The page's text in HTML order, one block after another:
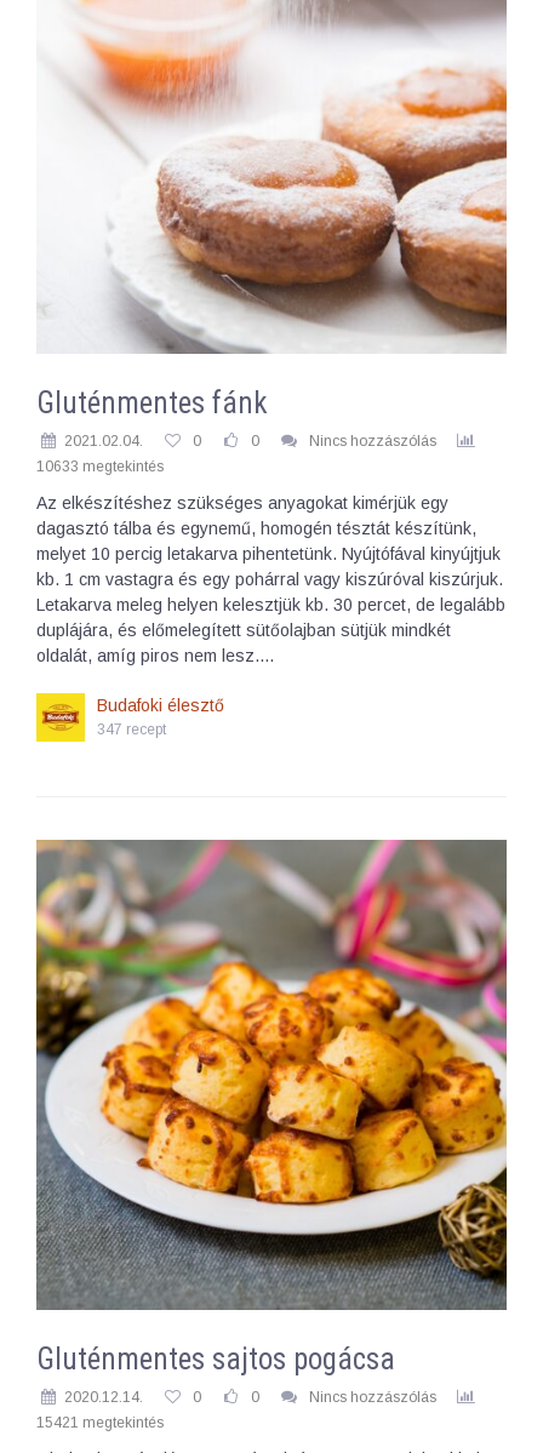
Gluténmentes fánk
2021.02.04. 0 0
Nincs hozzászólás
10633 megtekintés
Az elkészítéshez szükséges anyagokat kimérjük egy
dagasztó tálba és egynemű, homogén tésztát készítünk,
melyet 10 percig letakarva pihentetünk. Nyújtófával kinyújtjuk
kb. 1 cm vastagra és egy pohárral vagy kiszúróval kiszúrjuk.
Letakarva meleg helyen kelesztjük kb. 30 percet, de legalább
duplájára, és előmelegített sütőolajban sütjük mindkét
oldalát, amíg piros nem lesz.…
Budafoki élesztő
347 recept
Gluténmentes sajtos pogácsa
2020.12.14. 0 0
Nincs hozzászólás
15421 megtekintés